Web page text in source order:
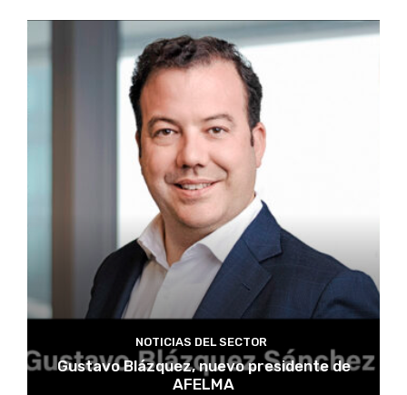
NOTICIAS DEL SECTOR
Gustavo Blázquez, nuevo presidente de
AFELMA